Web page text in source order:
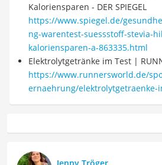
Kaloriensparen - DER SPIEGEL
https://www.spiegel.de/
ng-warentest-suessstoff-stevia-
kaloriensparen-a-863335.html
Elektrolytgetränke im Test |
https://www.runnersworld.de/
ernaehrung/elektrolytgetraenke-